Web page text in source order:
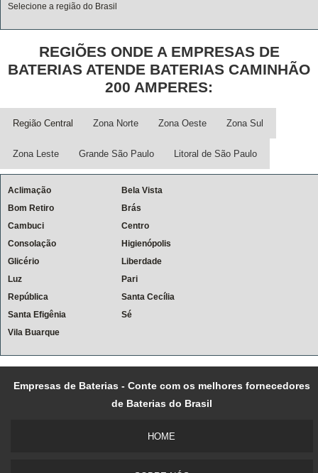
Selecione a região do Brasil
REGIÕES ONDE A EMPRESAS DE
BATERIAS ATENDE BATERIAS CAMINHÃO
200 AMPERES:
Região Central Zona Norte Zona Oeste Zona Sul
Zona Leste Grande São Paulo Litoral de São Paulo
Aclimação
Bela Vista
Bom Retiro
Brás
Cambuci
Centro
Consolação
Higienópolis
Glicério
Liberdade
Luz
Pari
República
Santa Cecília
Santa Efigênia
Sé
Vila Buarque
Empresas de Baterias - Conte com os melhores fornecedores
de Baterias do Brasil
HOME